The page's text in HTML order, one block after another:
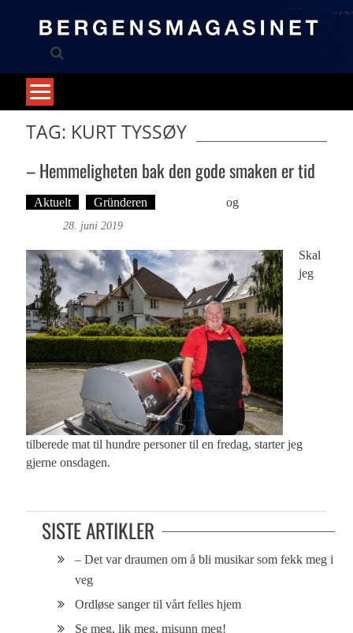
TAG: KURT TYSSØY
– Hemmeligheten bak den gode smaken er tid
Aktuelt Gründeren og
28. juni 2019
Skal
jeg
tilberede mat til hundre personer til en fredag, starter jeg
gjerne onsdagen.
SISTE ARTIKLER
– Det var draumen om å bli musikar som fekk meg i
veg
Ordløse sanger til vårt felles hjem
Se meg, lik meg, misunn meg!